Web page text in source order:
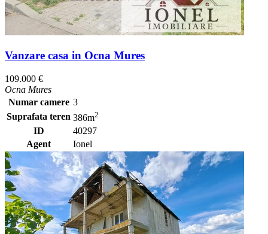
Vanzare casa in Ocna Mures
109.000 €
Ocna Mures
Numar camere 3
Suprafata teren 386m2
ID
40297
Agent
Ionel